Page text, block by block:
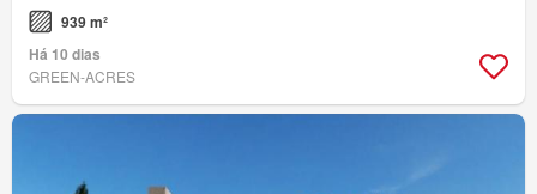
939 m²
Há 10 dias
GREEN-ACRES